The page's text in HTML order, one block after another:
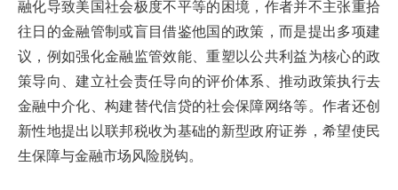
融化导致美国社会极度不平等的困境，作者并不主张重拾
往日的金融管制或盲目借鉴他国的政策，而是提出多项建
议，例如强化金融监管效能、重塑以公共利益为核心的政
策导向、建立社会责任导向的评价体系、推动政策执行去
金融中介化、构建替代信贷的社会保障网络等。作者还创
新性地提出以联邦税收为基础的新型政府证券，希望使民
生保障与金融市场风险脱钩。